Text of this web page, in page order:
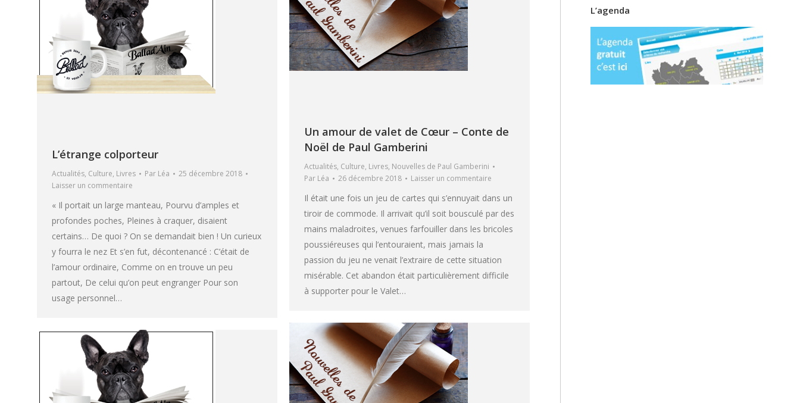
Un amour de valet de Cœur – Conte de
Noël de Paul Gamberini
Actualités, Culture, Livres, Nouvelles de Paul Gamberini
Par Léa 26 décembre 2018 Laisser un commentaire
Il était une fois un jeu de cartes qui s’ennuyait dans un
tiroir de commode. Il arrivait qu’il soit bousculé par des
mains maladroites, venues farfouiller dans les bricoles
poussiéreuses qui l’entouraient, mais jamais la
passion du jeu ne venait l’extraire de cette situation
misérable. Cet abandon était particulièrement difficile
à supporter pour le Valet…
L’étrange colporteur
Actualités, Culture, Livres Par Léa
25 décembre 2018
Laisser un commentaire
« Il portait un large manteau, Pourvu d’amples et
profondes poches, Pleines à craquer, disaient
certains… De quoi ? On se demandait bien ! Un curieux
y fourra le nez Et s’en fut, décontenancé : C’était de
l’amour ordinaire, Comme on en trouve un peu
partout, De celui qu’on peut engranger Pour son
usage personnel…
L’agenda